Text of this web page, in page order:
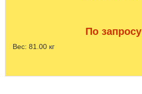
По запросу
Вес: 81.00 кг